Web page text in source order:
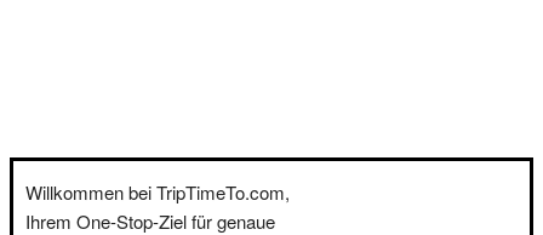
Willkommen bei TripTimeTo.com,
Ihrem One-Stop-Ziel für genaue